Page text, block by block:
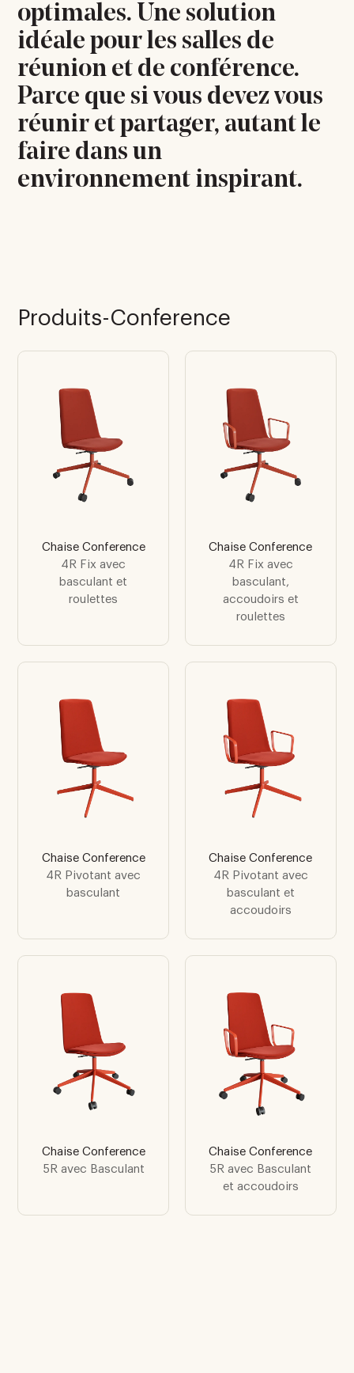
optimales. Une solution
idéale pour les salles de
réunion et de conférence.
Parce que si vous devez vous
réunir et partager, autant le
faire dans un
environnement inspirant.
Produits-Conference
Chaise Conference
4R Fix avec
basculant et
roulettes
Chaise Conference
4R Fix avec
basculant,
accoudoirs et
roulettes
Chaise Conference
4R Pivotant avec
basculant
Chaise Conference
4R Pivotant avec
basculant et
accoudoirs
Chaise Conference
5R avec Basculant
Chaise Conference
5R avec Basculant
et accoudoirs